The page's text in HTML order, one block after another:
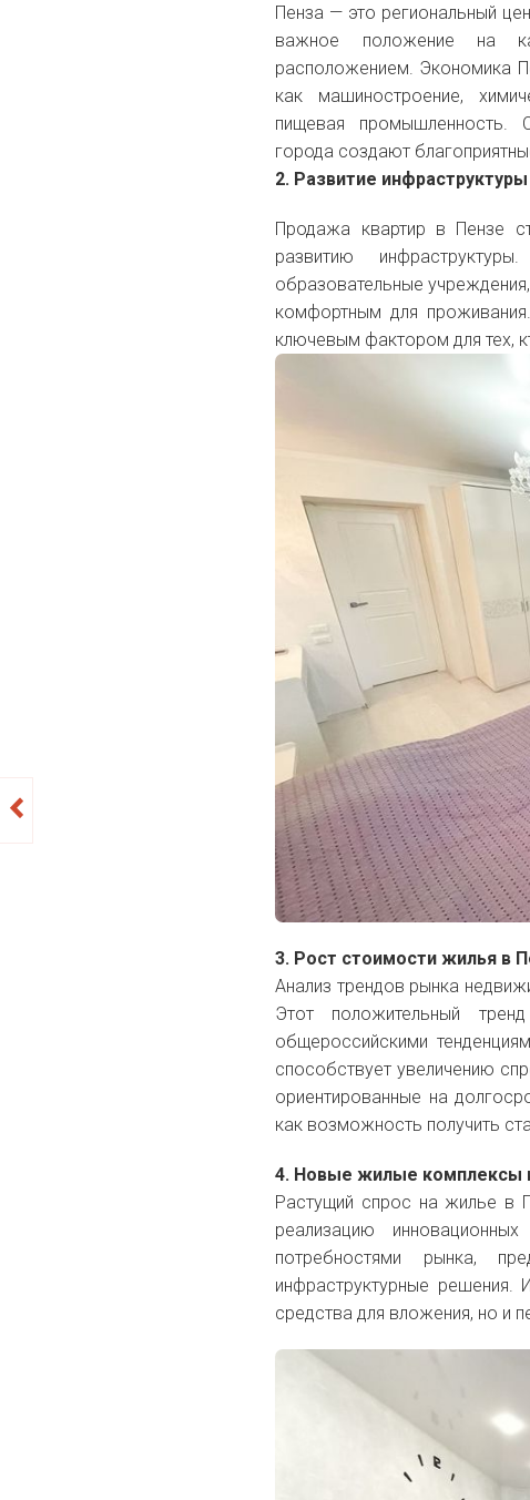
Пенза — это региональный
важное положение на
расположением. Экономика
как машиностроение,
пищевая промышленность.
города создают
2. Развитие
Продажа квартир в Пензе
развитию
образовательные
комфортным для
ключевым фактором для тех,
3. Рост стоимости жилья в
Анализ трендов рынка
Этот положительный
общероссийскими
способствует увеличению
ориентированные на
как возможность получить
4. Новые жилые комплексы
Растущий спрос на жилье в
реализацию
потребностями рынка,
инфраструктурные решения.
средства для вложения, но и